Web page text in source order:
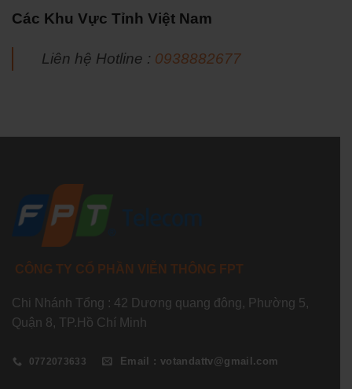
Các Khu Vực Tỉnh Việt Nam
Liên hệ Hotline : 0938882677
CÔNG TY CỔ PHẦN VIỄN THÔNG FPT
Chi Nhánh Tổng : 42 Dương quang đông, Phường 5,
Quận 8, TP.Hồ Chí Minh
0772073633 Email : votandattv@gmail.com